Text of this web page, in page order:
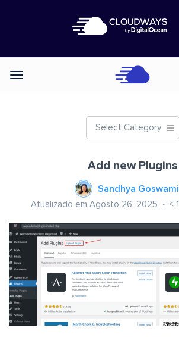
Categories
Select Category
Add new Plugins
Sandhya Goswami
Atualizado em Agosto 26, 2025 < 1